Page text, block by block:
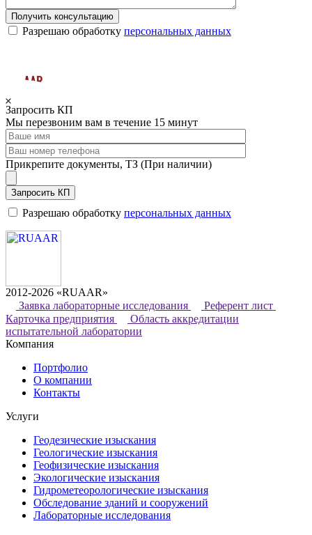
Получить консультацию
Разрешаю обработку персональных данных
Запросить КП
Мы перезвоним вам в течение 15 минут
Прикрепите документы, ТЗ (При наличии)
Запросить КП
Разрешаю обработку персональных данных
2012-2026 «RUAAR»
Заявка лабораторные исследования
Референт лист
Карточка предприятия
Область аккредитации
испытательной лаборатории
Компания
Портфолио
О компании
Контакты
Услуги
Геодезические изыскания
Геологические изыскания
Геофизические изыскания
Экологические изыскания
Гидрометеорологические изыскания
Обследование зданий и сооружений
Лабораторные исследования